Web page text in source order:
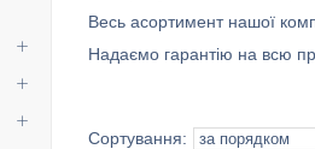
Весь асортимент нашої
Надаємо гарантію на всю